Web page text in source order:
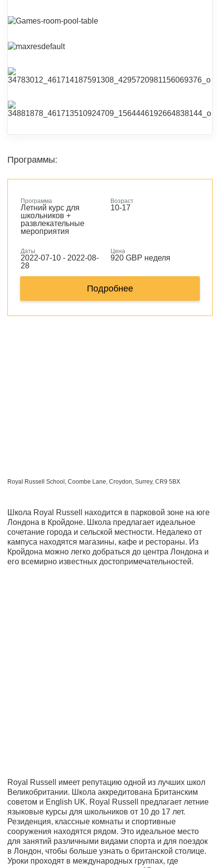
Программы:
Программа
Летний курс для
школьников +
развлекательные
мероприятия
Возраст
10-17
Даты
2022-07-10 - 2022-08-
28
Цена
920 GBP неделя
Подробнее
Royal Russell School, Coombe Lane, Croydon, Surrey, CR9 5BX
Школа Royal Russell находится в парковой зоне на юге
Лондона в Кройдоне. Школа предлагает идеальное
сочетание города и сельской местности. Недалеко от
кампуса находятся магазины, кафе и рестораны. Из
Кройдона можно легко добраться до центра Лондона и
его всемирно известных достопримечательностей.
Royal Russell имеет репутацию одной из лучших школ
Великобритании. Школа аккредитована Британским
советом и English UK. Royal Russell предлагает летние
языковые курсы для школьников от 10 до 17 лет.
Резиденция, классные комнаты и спортивные
сооружения находятся рядом. Это идеальное место
для занятий различными видами спорта и для поездок
в Лондон, чтобы больше узнать о британской столице.
Уроки проходят в международных группах, где